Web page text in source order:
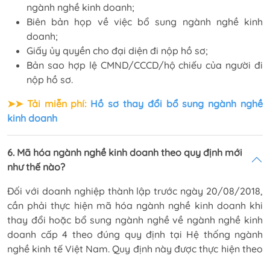
ngành nghề kinh doanh;
Biên bản họp về việc bổ sung ngành nghề kinh
doanh;
Giấy ủy quyền cho đại diện đi nộp hồ sơ;
Bản sao hợp lệ CMND/CCCD/hộ chiếu của người đi
nộp hồ sơ.
➤➤ Tải miễn phí: Hồ sơ thay đổi bổ sung ngành nghề
kinh doanh
6. Mã hóa ngành nghề kinh doanh theo quy định mới
như thế nào?
Đối với doanh nghiệp thành lập trước ngày 20/08/2018,
cần phải thực hiện mã hóa ngành nghề kinh doanh khi
thay đổi hoặc bổ sung ngành nghề về ngành nghề kinh
doanh cấp 4 theo đúng quy định tại Hệ thống ngành
nghề kinh tế Việt Nam. Quy định này được thực hiện theo